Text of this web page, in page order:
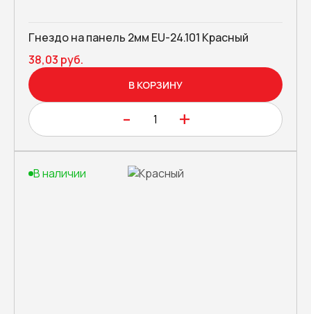
Гнездо на панель 2мм EU-24.101 Красный
38,03 руб.
В КОРЗИНУ
- +
В наличии